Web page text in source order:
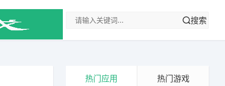
搜索
热门应用 热门游戏